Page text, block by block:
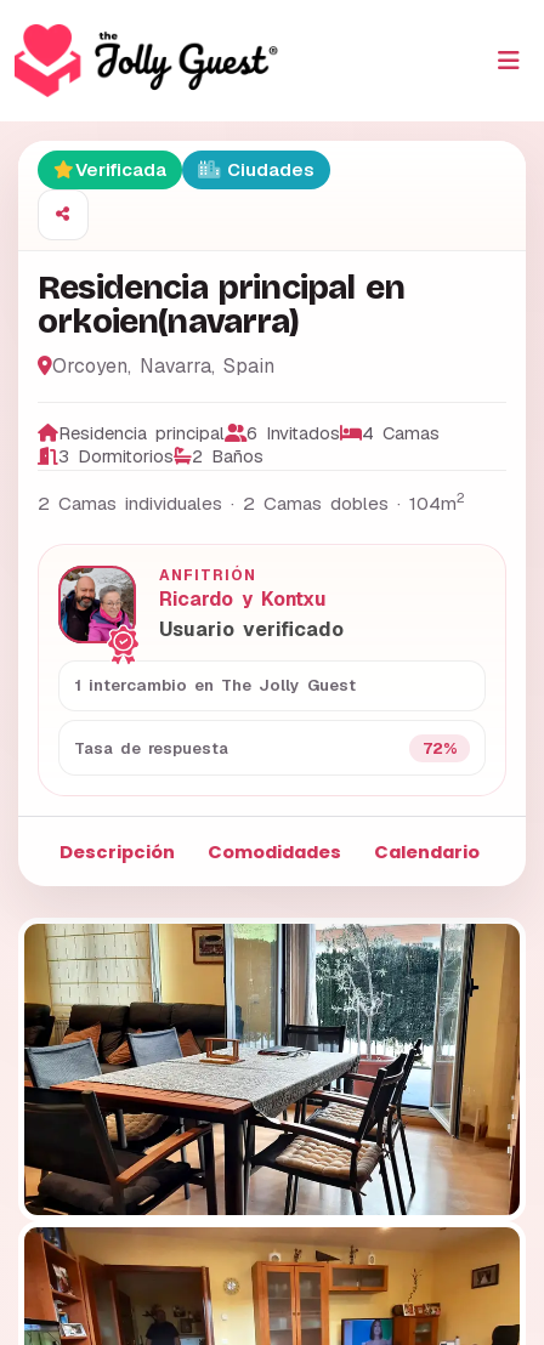
Verificada Ciudades
Residencia principal en
orkoien(navarra)
Orcoyen, Navarra, Spain
Residencia principal 6 Invitados
4 Camas
3 Dormitorios
2 Baños
2 Camas individuales · 2 Camas dobles · 104m2
ANFITRIÓN
Ricardo y Kontxu
Usuario verificado
1 intercambio en The Jolly Guest
Tasa de respuesta 72%
Descripción Comodidades Calendario